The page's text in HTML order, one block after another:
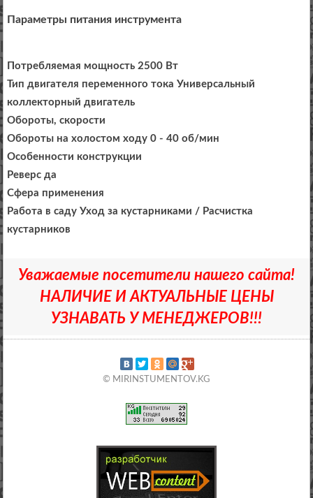
Параметры питания инструмента
Потребляемая мощность 2500 Вт
Тип двигателя переменного тока Универсальный
коллекторный двигатель
Обороты, скорости
Обороты на холостом ходу 0 - 40 об/мин
Особенности конструкции
Реверс да
Сфера применения
Работа в саду Уход за кустарниками / Расчистка
кустарников
Уважаемые посетители нашего сайта!
НАЛИЧИЕ И АКТУАЛЬНЫЕ ЦЕНЫ
УЗНАВАТЬ У МЕНЕДЖЕРОВ!!!
© MIRINSTUMENTOV.KG